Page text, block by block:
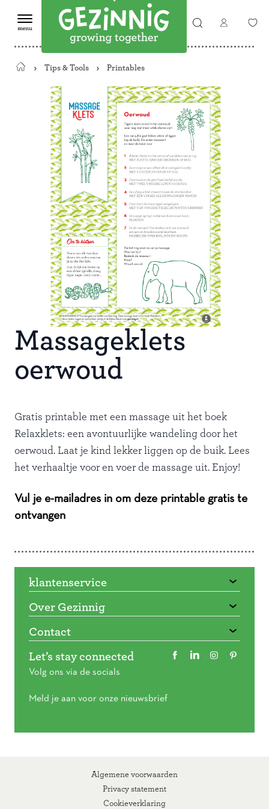
Terug
startpagina
Tips & Tools Printables
Massageklets
oerwoud
Gratis printable met een massage uit het boek
Relaxklets: een avontuurlijke wandeling door het
oerwoud. Laat je kind lekker liggen op de buik. Lees
het verhaaltje voor en voer de massage uit. Enjoy!
Vul je e-mailadres in om deze printable gratis te
ontvangen
klantenservice
Over Gezinnig
Contact
Let’s stay connected
Volg ons via de socials
Meld je aan voor onze nieuwsbrief
Algemene voorwaarden
Privacy statement
Cookieverklaring